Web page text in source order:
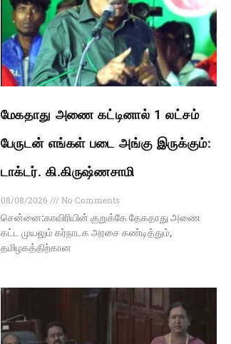
மேகதாது அணை கட்டினால் 1 லட்சம்
பேருடன் எங்கள் படை அங்கு இருக்கும்:
டாக்டர். கி.கிருஷ்ணசாமி
08/08/2026
No Comments
சென்னை:காவிரியின் குறுக்கே தேகதாது அணை
கட்ட முயலும் கர்நாடக அரசை கண்டித்தும்,
தமிழகத்திற்கான